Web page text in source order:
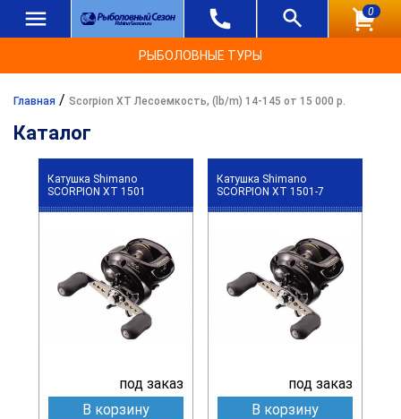
0
РЫБОЛОВНЫЕ ТУРЫ
Главная / Scorpion XT Лесоемкость, (lb/m) 14-145 от 15 000 р.
Каталог
Катушка Shimano
SCORPION XT 1501
под заказ
В корзину
Катушка Shimano
SCORPION XT 1501-7
под заказ
В корзину